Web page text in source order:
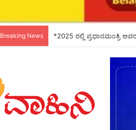
Breaking News *ಬೆಳಗಾವಿಯಲ್ಲಿ ಆಗಸ್ಟ್ 8ರಂದು